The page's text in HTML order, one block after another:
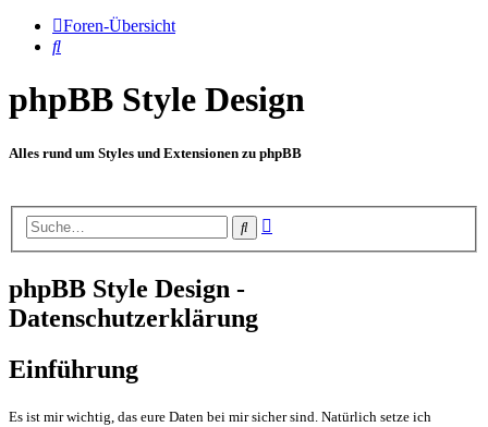
Foren-Übersicht
Suche
phpBB Style Design
Alles rund um Styles und Extensionen zu phpBB
Suche
phpBB Style Design -
Datenschutzerklärung
Einführung
Es ist mir wichtig, das eure Daten bei mir sicher sind. Natürlich setze ich